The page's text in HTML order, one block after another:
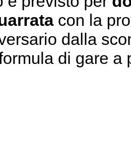
con la
dalla
di gare a